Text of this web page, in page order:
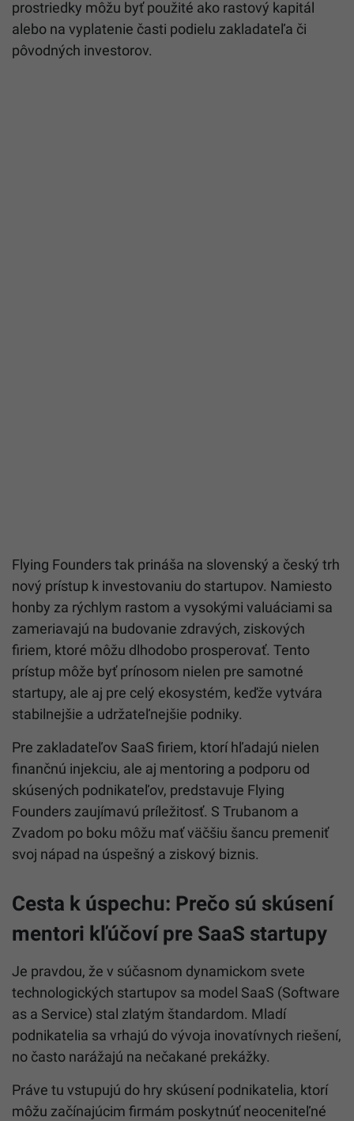
prostriedky môžu byť použité ako rastový kapitál
alebo na vyplatenie časti podielu zakladateľa či
pôvodných investorov.
Flying Founders tak prináša na slovenský a český trh
nový prístup k investovaniu do startupov. Namiesto
honby za rýchlym rastom a vysokými valuáciami sa
zameriavajú na budovanie zdravých, ziskových
firiem, ktoré môžu dlhodobo prosperovať. Tento
prístup môže byť prínosom nielen pre samotné
startupy, ale aj pre celý ekosystém, keďže vytvára
stabilnejšie a udržateľnejšie podniky.
Pre zakladateľov SaaS firiem, ktorí hľadajú nielen
finančnú injekciu, ale aj mentoring a podporu od
skúsených podnikateľov, predstavuje Flying
Founders zaujímavú príležitosť. S Trubanom a
Zvadom po boku môžu mať väčšiu šancu premeniť
svoj nápad na úspešný a ziskový biznis.
Cesta k úspechu: Prečo sú skúsení
mentori kľúčoví pre SaaS startupy
Je pravdou, že v súčasnom dynamickom svete
technologických startupov sa model SaaS (Software
as a Service) stal zlatým štandardom. Mladí
podnikatelia sa vrhajú do vývoja inovatívnych riešení,
no často narážajú na nečakané prekážky.
Práve tu vstupujú do hry skúsení podnikatelia, ktorí
môžu začínajúcim firmám poskytnúť neoceniteľné